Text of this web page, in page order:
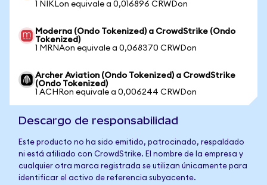
1 NIKLon equivale a 0,016896 CRWDon
Moderna (Ondo Tokenized) a CrowdStrike (Ondo
Tokenized)
1 MRNAon equivale a 0,068370 CRWDon
Archer Aviation (Ondo Tokenized) a CrowdStrike
(Ondo Tokenized)
1 ACHRon equivale a 0,006244 CRWDon
Descargo de responsabilidad
Este producto no ha sido emitido, patrocinado, respaldado
ni está afiliado con CrowdStrike. El nombre de la empresa y
cualquier otra marca registrada se utilizan únicamente para
identificar el activo de referencia subyacente.